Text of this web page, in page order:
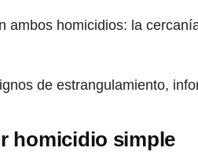
ambos homicidios: la
de estrangulamiento,
homicidio simple